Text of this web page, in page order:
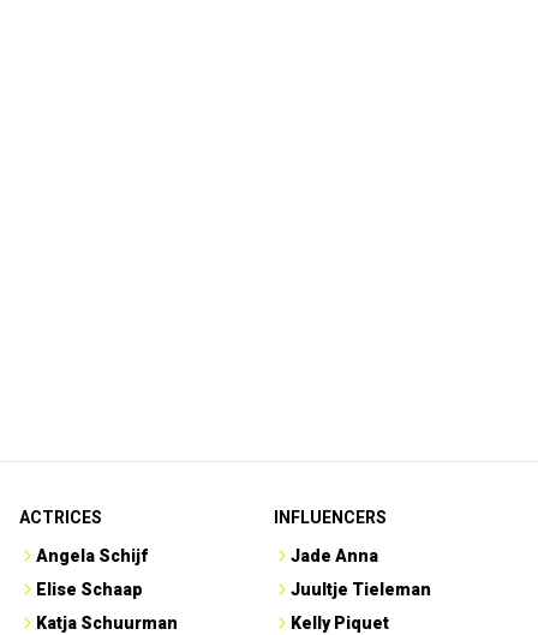
ACTRICES
Angela Schijf
Elise Schaap
Katja Schuurman
INFLUENCERS
Jade Anna
Juultje Tieleman
Kelly Piquet